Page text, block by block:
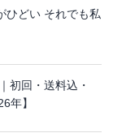
ひどい それでも私
初回・送料込・
年】